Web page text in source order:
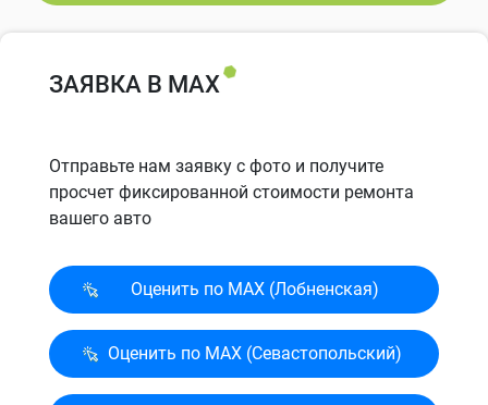
ЗАЯВКА В MAX
Отправьте нам заявку с фото и получите
просчет фиксированной стоимости ремонта
вашего авто
Оценить по MAX (Лобненская)
Оценить по MAX (Севасто­польский)